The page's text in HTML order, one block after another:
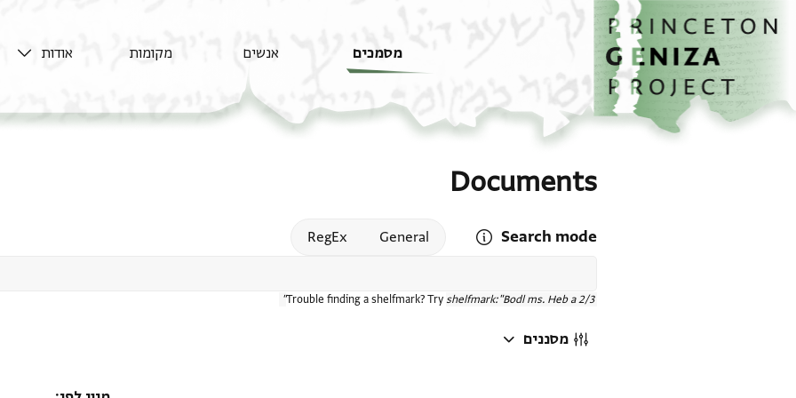
דילוג לתוכן
דף הבית
מסמכים אנשים מקומות אודות
Documents
Search mode
Open search mode help
General
RegEx
Trouble finding a shelfmark? Try shelfmark:"Bodl ms. Heb a 2/3"
מסננים